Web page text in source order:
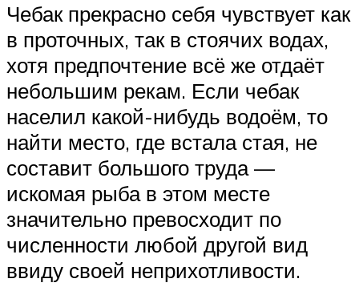
Чебак прекрасно себя чувствует как
в проточных, так в стоячих водах,
хотя предпочтение всё же отдаёт
небольшим рекам. Если чебак
населил какой-нибудь водоём, то
найти место, где встала стая, не
составит большого труда —
искомая рыба в этом месте
значительно превосходит по
численности любой другой вид
ввиду своей неприхотливости.